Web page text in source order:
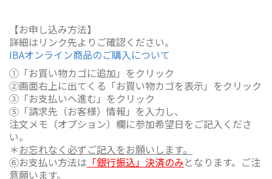
【お申し込み方法】
詳細はリンク先よりご確認ください。
IBAオンライン商品のご購入について
①「お買い物カゴに追加」をクリック
②画面右上に出てくる「お買い物カゴを表示」をクリック
③「お支払いへ進む」をクリック
⑤「請求先（お客様）情報」を入力し、
注文メモ（オプション）欄に参加希望日をご記入くださ
い。
＊お忘れなく必ずご記入をお願いします。
⑥お支払い方法は 「銀行振込」決済のみとなります。ご注
意願います。